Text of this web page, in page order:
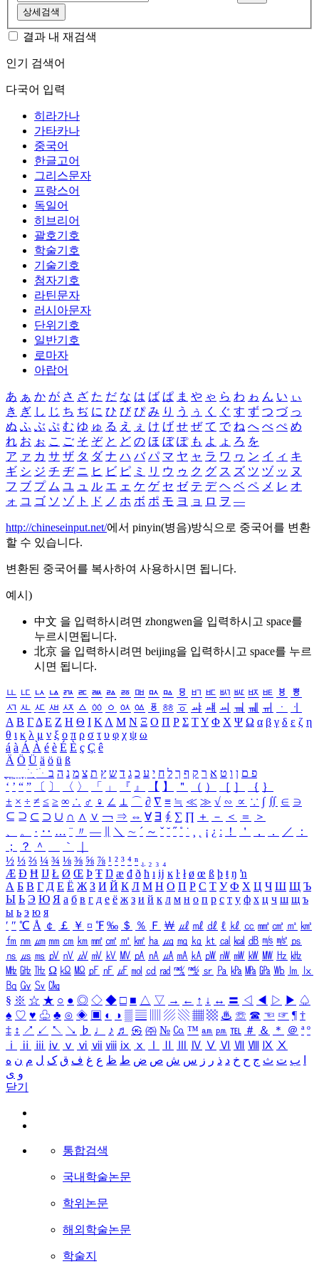
상세검색
결과 내 재검색
인기 검색어
다국어 입력
히라가나
가타카나
중국어
한글고어
그리스문자
프랑스어
독일어
히브리어
괄호기호
학술기호
기술기호
첨자기호
라틴문자
러시아문자
단위기호
일반기호
로마자
아랍어
あ ぁ か が さ ざ た だ な は ば ぱ ま や ゃ ら わ ゎ ん い ぃ
き ぎ し じ ち ぢ に ひ び ぴ み り う ぅ く ぐ す ず つ づ っ
ぬ ふ ぶ ぷ む ゆ ゅ る え ぇ け げ せ ぜ て で ね へ べ ぺ め
れ お ぉ こ ご そ ぞ と ど の ほ ぼ ぽ も よ ょ ろ を
ア ァ カ サ ザ タ ダ ナ ハ バ パ マ ヤ ャ ラ ワ ヮ ン イ ィ キ
ギ シ ジ チ ヂ ニ ヒ ビ ピ ミ リ ウ ゥ ク グ ス ズ ツ ヅ ッ ヌ
フ ブ プ ム ユ ュ ル エ ェ ケ ゲ セ ゼ テ デ ヘ ベ ペ メ レ オ
ォ コ ゴ ソ ゾ ト ド ノ ホ ボ ポ モ ヨ ョ ロ ヲ ―
http://chineseinput.net/에서 pinyin(병음)방식으로 중국어를 변환
할 수 있습니다.
변환된 중국어를 복사하여 사용하시면 됩니다.
예시)
中文 을 입력하시려면 zhongwen을 입력하시고 space를
누르시면됩니다.
北京 을 입력하시려면 beijing을 입력하시고 space를 누르
시면 됩니다.
ㅥ ㅦ ㅧ ㅨ ㅩ ㅪ ㅫ ㅬ ㅭ ㅮ ㅯ ㅰ ㅱ ㅲ ㅳ ㅴ ㅵ ㅶ ㅷ ㅸ
ㅹ
ㅺ ㅻ ㅼ ㅽ ㅾ ㅿ ㆀ ㆁ ㆂ ㆃ ㆄ ㆅ ㆆ ㆇ ㆈ ㆉ ㆊ ㆋ ㆌ ㆍ
ㆎ
Α Β ΓΔ Ε Ζ Η Θ Ι ΚΛ Μ Ν Ξ Ο Π Ρ Σ ΤΥ Φ Χ Ψ Ω α β γ δ ε ζ η
θ ι κ λ μ ν ξ ο π ρ σ τ υ φ χ ψ ω
á à Á À é è É È ç Ç ê
Ä Ö Ü ä ö ü ß
ִֶֹ ֻּ ׁׂ פ ם ן ו ט א ר ק ף ך ל ח י ע כ ג ד ש ץ ת צ מ נ ה ב
‘ ’ “ ” 〔 〕 〈 〉 「 」 『 』 【 】 ＂ （ ） ［ ］ ｛ ｝
± × ÷ ≠ ≤ ≥ ∞ ∴ ♂ ♀ ∠ ⊥ ⌒ ∂ ∇ ≡ ≒ ≪ ≫ √ ∽ ∝ ∵ ∫ ∬ ∈ ∋
⊆ ⊇ ⊂ ⊃ ∪ ∩ ∧ ∨ ￢ ⇒ ⇔ ∀ ∃ ∮ ∑ ∏ ＋ － ＜ ＝
＞
、
。 · ‥ … ¨ 〃 ― ＼ ∼ ´ ～ ˇ ˘ ˝ ˚ ˙ ¸ ¡ ¿ ː ！ ＇ ， ． ／
：
；
？ ＾ ｀
½ ⅓ ⅔ ¼ ¾ ⅛ ⅜ ⅝ ⅞ ¹ ² ³ ⁴ ⁿ ₁ ₂ ₃ ₄
Æ Ð Ħ Ĳ Ł Ø Œ Þ Ŧ Ŋ æ đ ð ħ ı ĳ ĸ ŀ ł ø œ ß þ ŧ ŋ ŉ
А Б В Г Д Е Ё Ж З И Й К Л М Н О П Р С Т У Ф Х Ц Ч Ш Щ Ъ
Ы Ь Э Ю Я а б в г д е ё ж з и й к л м н о п р с т у ф х ц ч ш щ ъ
ы ь э ю я
′ ″ ℃ Å ￠ ￡ ￥ ¤ ℉ ‰ ＄ ％ Ｆ ￦ ㎕ ㎖ ㎗ ℓ ㎘ ㏄ ㎣ ㎤ ㎥ ㎦
㎙ ㎚ ㎛ ㎜ ㎝ ㎞ ㎟ ㎠ ㎡ ㎢ ㏊ ㎍ ㎎ ㎏ ㏏ ㎈ ㎉ ㏈ ㎧ ㎨ ㎰
㎱ ㎲ ㎳ ㎴ ㎵ ㎶ ㎷ ㎸ ㎹ ㎀ ㎁ ㎂ ㎃ ㎄ ㎺ ㎻ ㎽ ㎾ ㎿ ㎐ ㎑
㎒ ㎓ ㎔ Ω ㏀ ㏁ ㎊ ㎋ ㎌ ㏖ ㏅ ㎭ ㎮ ㎯ ㏛ ㎩ ㎪ ㎫ ㎬ ㏝ ㏐
㏓
㏃ ㏉ ㏜ ㏆
§ ※ ☆ ★ ○ ● ◎ ◇ ◆ □ ■ △ ▽ → ← ↑ ↓ ↔ 〓 ◁ ◀ ▷ ▶ ♤
♠ ♡ ♥ ♧ ♣ ⊙ ◈ ▣ ◐ ◑ ▒ ▤ ▨ ▧ ▦ ▩ ♨ ☏ ☎ ☜ ☞ ¶ †
‡ ↕ ↗ ↙ ↖ ↘ ♭ ♩ ♪ ♬ ㉿ ㈜ № ㏇ ™ ㏂ ㏘ ℡ ＃ ＆ ＊ ＠ ª º
ⅰ
ⅱ ⅲ ⅳ ⅴ ⅵ ⅶ ⅷ ⅸ ⅹ Ⅳ Ⅴ Ⅵ Ⅶ Ⅷ Ⅸ Ⅹ
ب ت ث ج ح خ د ذ ر ز س ش ص ض ط ظ ع غ ف ق ک ل م ن ه
و ی
닫기
통합검색
국내학술논문
학위논문
해외학술논문
학술지